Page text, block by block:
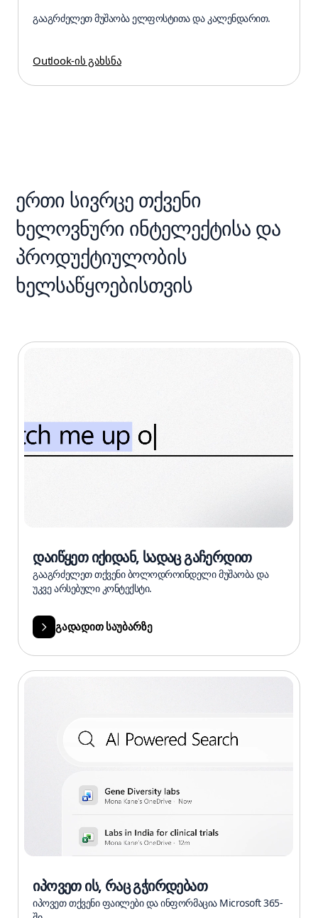
გააგრძელეთ მუშაობა ელფოსტითა და კალენდარით.
Outlook-ის გახსნა
ერთი სივრცე თქვენი
ხელოვნური ინტელექტისა და
პროდუქტიულობის
ხელსაწყოებისთვის
დაიწყეთ იქიდან, სადაც გაჩერდით
გააგრძელეთ თქვენი ბოლოდროინდელი მუშაობა და
უკვე არსებული კონტექსტი.
გადადით საუბარზე
იპოვეთ ის, რაც გჭირდებათ
იპოვეთ თქვენი ფაილები და ინფორმაცია Microsoft 365-